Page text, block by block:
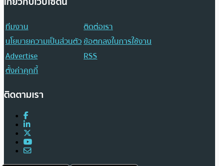
ทีมงาน
ติดต่อเรา
นโยบายความเป็นส่วนตัวข้อตกลงในการใช้งาน
Advertise
RSS
ตั้งค่าคุกกี้
ติดตามเรา